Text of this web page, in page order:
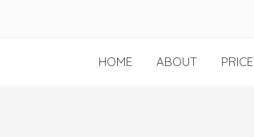
HOME ABOUT PRICE